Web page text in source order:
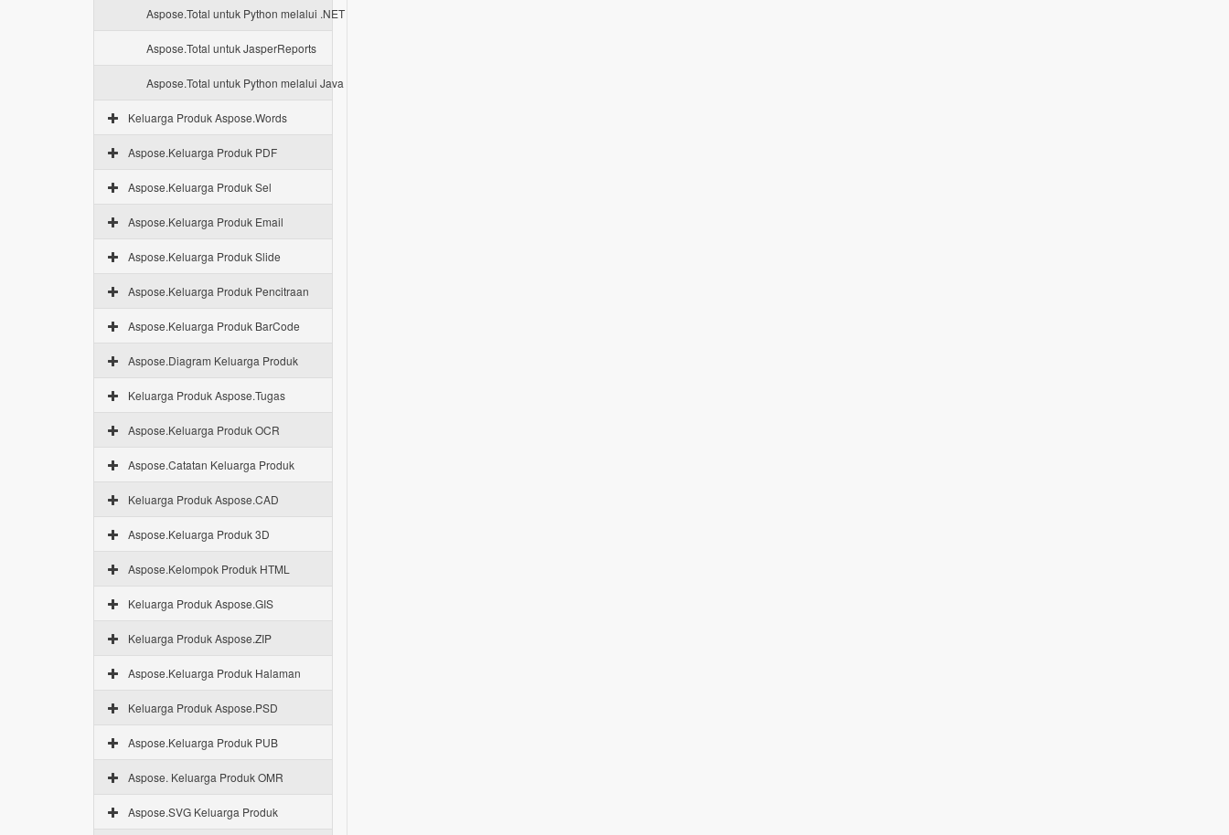
Aspose.Total untuk Python melalui .NET
Aspose.Total untuk JasperReports
Aspose.Total untuk Python melalui Java
Keluarga Produk Aspose.Words
Aspose.Keluarga Produk PDF
Aspose.Keluarga Produk Sel
Aspose.Keluarga Produk Email
Aspose.Keluarga Produk Slide
Aspose.Keluarga Produk Pencitraan
Aspose.Keluarga Produk BarCode
Aspose.Diagram Keluarga Produk
Keluarga Produk Aspose.Tugas
Aspose.Keluarga Produk OCR
Aspose.Catatan Keluarga Produk
Keluarga Produk Aspose.CAD
Aspose.Keluarga Produk 3D
Aspose.Kelompok Produk HTML
Keluarga Produk Aspose.GIS
Keluarga Produk Aspose.ZIP
Aspose.Keluarga Produk Halaman
Keluarga Produk Aspose.PSD
Aspose.Keluarga Produk PUB
Aspose. Keluarga Produk OMR
Aspose.SVG Keluarga Produk